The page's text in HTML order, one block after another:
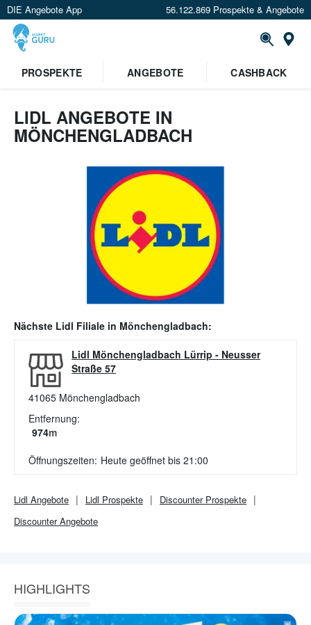
DIE Angebote App 56.122.869 Prospekte & Angebote
PROSPEKTE
ANGEBOTE CASHBACK
LIDL ANGEBOTE IN
MÖNCHENGLADBACH
Nächste Lidl Filiale in Mönchengladbach:
Lidl Mönchengladbach Lürrip - Neusser
Straße 57
41065 Mönchengladbach
Entfernung:
974m
Öffnungszeiten: Heute geöffnet bis 21:00
Lidl Angebote Lidl Prospekte DiscounterProspekte
DiscounterAngebote
HIGHLIGHTS